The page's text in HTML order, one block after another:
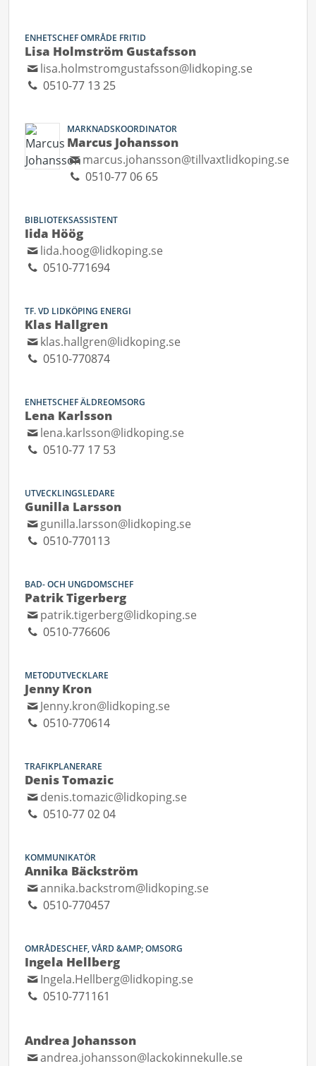
ENHETSCHEF OMRÅDE FRITID
Lisa Holmström Gustafsson
lisa.holmstromgustafsson@lidkoping.se
0510-77 13 25
MARKNADSKOORDINATOR
Marcus Johansson
marcus.johansson@tillvaxtlidkoping.se
0510-77 06 65
BIBLIOTEKSASSISTENT
Iida Höög
lida.hoog@lidkoping.se
0510-771694
TF. VD LIDKÖPING ENERGI
Klas Hallgren
klas.hallgren@lidkoping.se
0510-770874
ENHETSCHEF ÄLDREOMSORG
Lena Karlsson
lena.karlsson@lidkoping.se
0510-77 17 53
UTVECKLINGSLEDARE
Gunilla Larsson
gunilla.larsson@lidkoping.se
0510-770113
BAD- OCH UNGDOMSCHEF
Patrik Tigerberg
patrik.tigerberg@lidkoping.se
0510-776606
METODUTVECKLARE
Jenny Kron
Jenny.kron@lidkoping.se
0510-770614
TRAFIKPLANERARE
Denis Tomazic
denis.tomazic@lidkoping.se
0510-77 02 04
KOMMUNIKATÖR
Annika Bäckström
annika.backstrom@lidkoping.se
0510-770457
OMRÅDESCHEF, VÅRD &AMP; OMSORG
Ingela Hellberg
Ingela.Hellberg@lidkoping.se
0510-771161
Andrea Johansson
andrea.johansson@lackokinnekulle.se